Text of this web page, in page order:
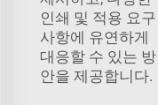
인쇄 및 적용 요구
사항에 유연하게
대응할 수 있는 방
안을 제공합니다.